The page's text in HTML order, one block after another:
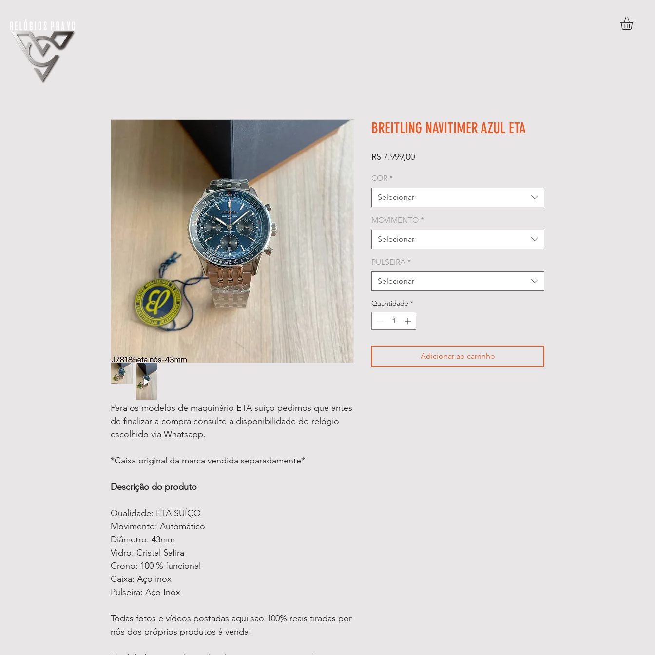
Para os modelos de maquinário ETA suíço pedimos que antes
de finalizar a compra consulte a disponibilidade do relógio
escolhido via Whatsapp.
*Caixa original da marca vendida separadamente*
Descrição do produto
Qualidade: ETA SUÍÇO
Movimento: Automático
Diâmetro: 43mm
Vidro: Cristal Safira
Crono: 100 % funcional
Caixa: Aço inox
Pulseira: Aço Inox
Todas fotos e vídeos postadas aqui são 100% reais tiradas por
nós dos próprios produtos à venda!
BREITLING NAVITIMER AZUL ETA
R$ 7.999,00Preço
COR *
Selecionar
MOVIMENTO *
Selecionar
PULSEIRA *
Selecionar
Quantidade *
Adicionar ao carrinho